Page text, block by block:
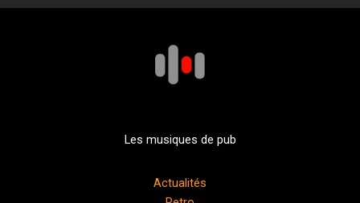
Les musiques de pub
Actualités